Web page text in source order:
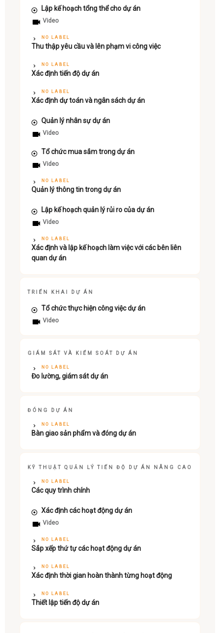
Lập kế hoạch tổng thể cho dự án
Video
NO LABEL
Thu thập yêu cầu và lên phạm vi công việc
NO LABEL
Xác định tiến độ dự án
NO LABEL
Xác định dự toán và ngân sách dự án
Quản lý nhân sự dự án
Video
Tổ chức mua sắm trong dự án
Video
NO LABEL
Quản lý thông tin trong dự án
Lập kế hoạch quản lý rủi ro của dự án
Video
NO LABEL
Xác định và lập kế hoạch làm việc với các bên liên
quan dự án
TRIỂN KHAI DỰ ÁN
Tổ chức thực hiện công việc dự án
Video
GIÁM SÁT VÀ KIỂM SOÁT DỰ ÁN
NO LABEL
Đo lường, giám sát dự án
ĐÓNG DỰ ÁN
NO LABEL
Bàn giao sản phẩm và đóng dự án
KỸ THUẬT QUẢN LÝ TIẾN ĐỘ DỰ ÁN NÂNG CAO
NO LABEL
Các quy trình chính
Xác định các hoạt động dự án
Video
NO LABEL
Sắp xếp thứ tự các hoạt động dự án
NO LABEL
Xác định thời gian hoàn thành từng hoạt động
NO LABEL
Thiết lập tiến độ dự án